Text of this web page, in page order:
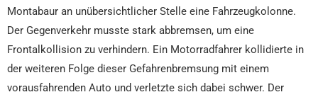
Montabaur an unübersichtlicher Stelle eine Fahrzeugkolonne.
Der Gegenverkehr musste stark abbremsen, um eine
Frontalkollision zu verhindern. Ein Motorradfahrer kollidierte in
der weiteren Folge dieser Gefahrenbremsung mit einem
vorausfahrenden Auto und verletzte sich dabei schwer. Der